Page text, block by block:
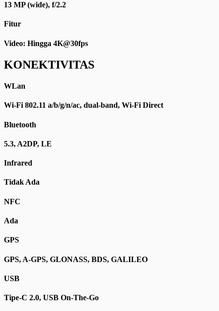
13 MP (wide), f/2.2
Fitur
Video: Hingga 4K@30fps
KONEKTIVITAS
WLan
Wi-Fi 802.11 a/b/g/n/ac, dual-band, Wi-Fi Direct
Bluetooth
5.3, A2DP, LE
Infrared
Tidak Ada
NFC
Ada
GPS
GPS, A-GPS, GLONASS, BDS, GALILEO
USB
Tipe-C 2.0, USB On-The-Go